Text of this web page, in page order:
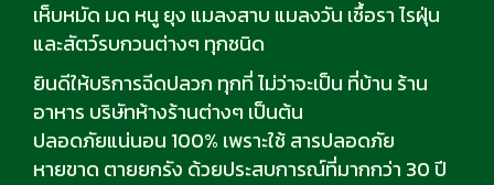
เห็บหมัด มด หนู ยุง แมลงสาบ แมลงวัน เชื้อรา ไรฝุ่น
และสัตว์รบกวนต่างๆ ทุกชนิด
ยินดีให้บริการฉีดปลวก ทุกที่ ไม่ว่าจะเป็น ที่บ้าน ร้าน
อาหาร บริษัทห้างร้านต่างๆ เป็นต้น
ปลอดภัยแน่นอน 100% เพราะใช้ สารปลอดภัย
หายขาด ตายยกรัง ด้วยประสบการณ์ที่มากกว่า 30 ปี